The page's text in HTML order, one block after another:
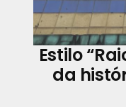
Estilo
da